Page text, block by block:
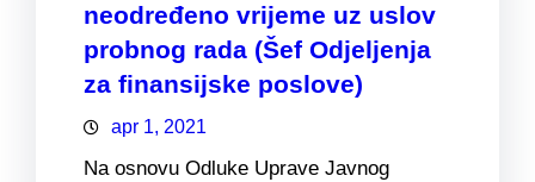
neodređeno vrijeme uz uslov
probnog rada (Šef Odjeljenja
za finansijske poslove)
apr 1, 2021
Na osnovu Odluke Uprave Javnog